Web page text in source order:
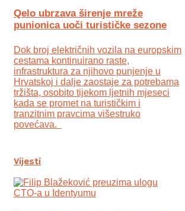
Qelo ubrzava širenje mreže
punionica uoči turističke sezone
Dok broj električnih vozila na europskim
cestama kontinuirano raste,
infrastruktura za njihovo punjenje u
Hrvatskoj i dalje zaostaje za potrebama
tržišta, osobito tijekom ljetnih mjeseci
kada se promet na turističkim i
tranzitnim pravcima višestruko
povećava.
Vijesti